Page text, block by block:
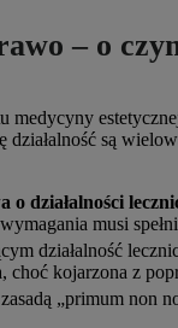
– o
medycyny
działalność są
o działalności
musi
działalność
choć kojarzona z
„primum non